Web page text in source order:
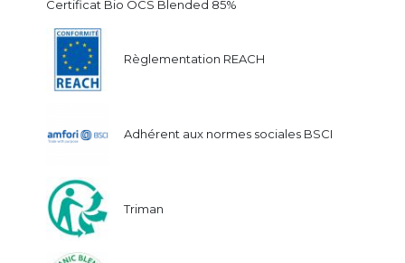
Certificat Bio OCS Blended 85%
Règlementation REACH
Adhérent aux normes sociales BSCI
Triman